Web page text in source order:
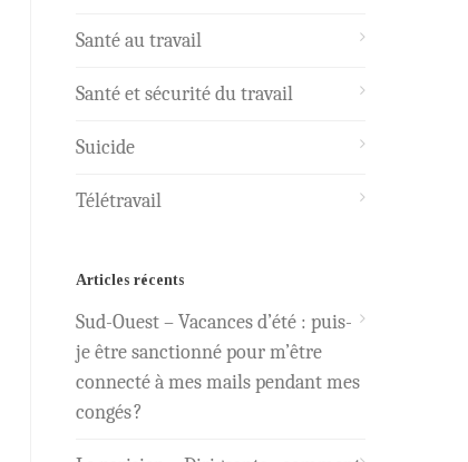
Santé au travail
Santé et sécurité du travail
Suicide
Télétravail
Articles récents
Sud-Ouest – Vacances d’été : puis-
je être sanctionné pour m’être
connecté à mes mails pendant mes
congés ?